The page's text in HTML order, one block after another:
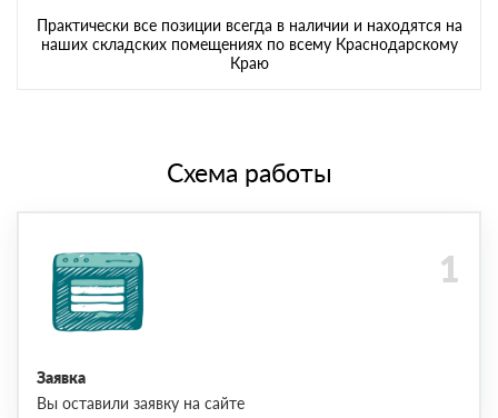
Практически все позиции всегда в наличии и находятся на
наших складских помещениях по всему Краснодарскому
Краю
Схема работы
Заявка
Вы оставили заявку на сайте